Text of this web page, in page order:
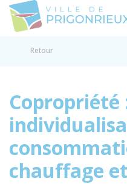
Retour
Copropriété
chauffage